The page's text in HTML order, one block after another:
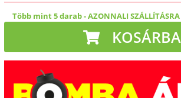
Több mint 5 darab-AZONNALI SZÁLLÍTÁSRA
KOSÁRBA